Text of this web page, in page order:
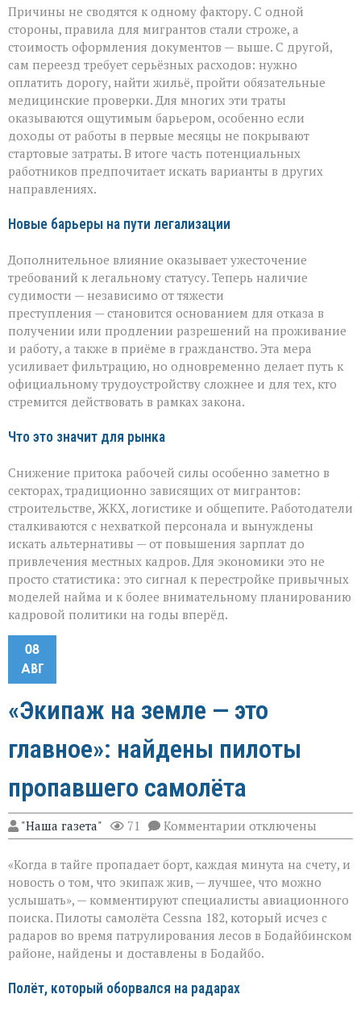
Причины не сводятся к одному фактору. С одной
стороны, правила для мигрантов стали строже, а
стоимость оформления документов — выше. С другой,
сам переезд требует серьёзных расходов: нужно
оплатить дорогу, найти жильё, пройти обязательные
медицинские проверки. Для многих эти траты
оказываются ощутимым барьером, особенно если
доходы от работы в первые месяцы не покрывают
стартовые затраты. В итоге часть потенциальных
работников предпочитает искать варианты в других
направлениях.
Новые барьеры на пути легализации
Дополнительное влияние оказывает ужесточение
требований к легальному статусу. Теперь наличие
судимости — независимо от тяжести
преступления — становится основанием для отказа в
получении или продлении разрешений на проживание
и работу, а также в приёме в гражданство. Эта мера
усиливает фильтрацию, но одновременно делает путь к
официальному трудоустройству сложнее и для тех, кто
стремится действовать в рамках закона.
Что это значит для рынка
Снижение притока рабочей силы особенно заметно в
секторах, традиционно зависящих от мигрантов:
строительстве, ЖКХ, логистике и общепите. Работодатели
сталкиваются с нехваткой персонала и вынуждены
искать альтернативы — от повышения зарплат до
привлечения местных кадров. Для экономики это не
просто статистика: это сигнал к перестройке привычных
моделей найма и к более внимательному планированию
кадровой политики на годы вперёд.
08
АВГ
«Экипаж на земле — это
главное»: найдены пилоты
пропавшего самолёта
"Наша газета" 71 Комментарии к
записи
на
земле — это
главное»:
найдены
пилоты
пропавшего
самолёта
отключены
«Когда в тайге пропадает борт, каждая минута на счету, и
новость о том, что экипаж жив, — лучшее, что можно
услышать», — комментируют специалисты авиационного
поиска. Пилоты самолёта Cessna 182, который исчез с
радаров во время патрулирования лесов в Бодайбинском
районе, найдены и доставлены в Бодайбо.
Полёт, который оборвался на радарах